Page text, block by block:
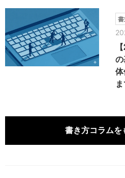
書き方コラムを